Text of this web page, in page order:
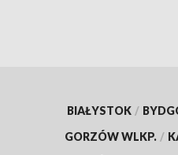
BIAŁYSTOK /
GORZÓW WLKP. /